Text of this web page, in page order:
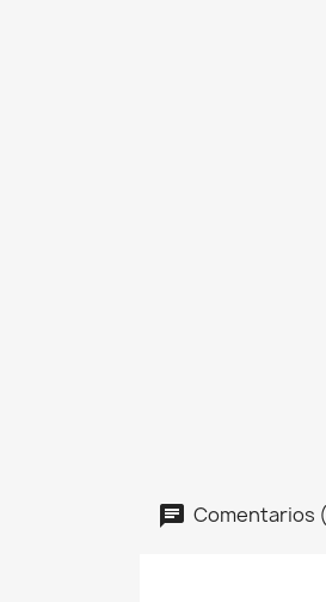
Comentarios